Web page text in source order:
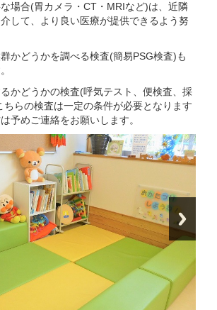
場合(胃カメラ・CT・MRIなど)は、近隣
して、より良い医療が提供できるよう努
かどうかを調べる検査(簡易PSG検査)も
かどうかの検査(呼気テスト、便検査、採
ちらの検査は一定の条件が必要となります
予めご連絡をお願いします。